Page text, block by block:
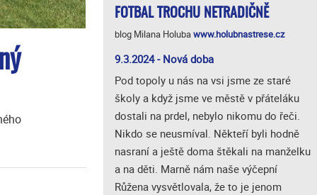
FOTBAL TROCHU NETRADIČNĚ
blog Milana Holubawww.holubnastrese.cz
9.3.2024 - Nová doba
Pod topoly u nás na vsi jsme ze staré
školy a když jsme ve městě v přáteláku
dostali na prdel, nebylo nikomu do řeči.
Nikdo se neusmíval. Někteří byli hodně
nasraní a ještě doma štěkali na manželku
a na děti. Marně nám naše výčepní
Růžena vysvětlovala, že to je jenom